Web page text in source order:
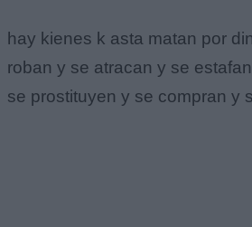
hay kienes k asta matan por
roban y se atracan y se
se prostituyen y se compran y